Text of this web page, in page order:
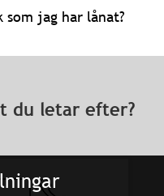
jag har lånat?
du letar efter?